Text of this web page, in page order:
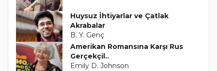
Huysuz İhtiyarlar ve Çatlak
Akrabalar
B. Y. Genç
Amerikan Romansına Karşı Rus
Gerçekçil..
Emily D. Johnson